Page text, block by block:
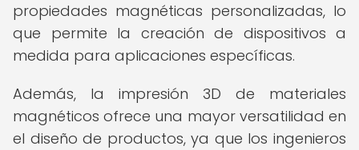
propiedades magnéticas personalizadas, lo
que permite la creación de dispositivos a
medida para aplicaciones específicas.
Además, la impresión 3D de materiales
magnéticos ofrece una mayor versatilidad en
el diseño de productos, ya que los ingenieros